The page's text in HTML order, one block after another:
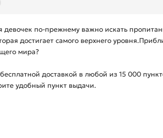
по-прежнему важно искать
достигает самого верхнего
мира?
доставкой в любой из 15 000
удобный пункт выдачи.